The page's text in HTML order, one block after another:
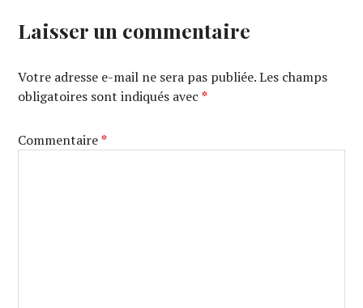
Laisser un commentaire
Votre adresse e-mail ne sera pas publiée. Les champs
obligatoires sont indiqués avec*
Commentaire*